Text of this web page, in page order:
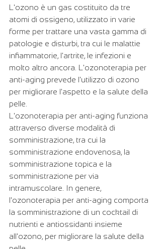
L'ozono è un gas costituito da tre
atomi di ossigeno, utilizzato in varie
forme per trattare una vasta gamma di
patologie e disturbi, tra cui le malattie
infiammatorie, l'artrite, le infezioni e
molto altro ancora. L'ozonoterapia per
anti-aging prevede l'utilizzo di ozono
per migliorare l'aspetto e la salute della
pelle.
L'ozonoterapia per anti-aging funziona
attraverso diverse modalità di
somministrazione, tra cui la
somministrazione endovenosa, la
somministrazione topica e la
somministrazione per via
intramuscolare. In genere,
l'ozonoterapia per anti-aging comporta
la somministrazione di un cocktail di
nutrienti e antiossidanti insieme
all'ozono, per migliorare la salute della